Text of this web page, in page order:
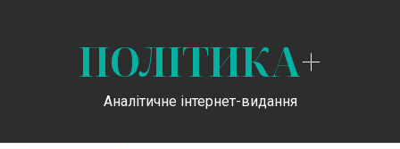
ПОЛІТИКА+
Аналітичне інтернет-видання